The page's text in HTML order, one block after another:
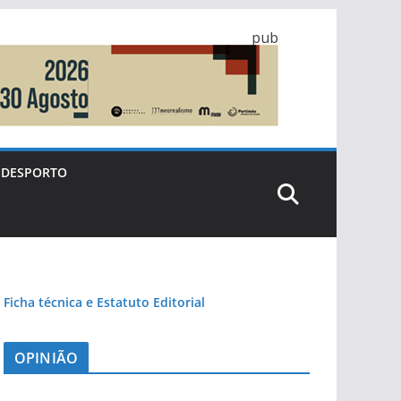
pub
DESPORTO
Ficha técnica e Estatuto Editorial
OPINIÃO